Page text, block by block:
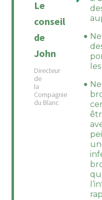
Le
conseil
de
John